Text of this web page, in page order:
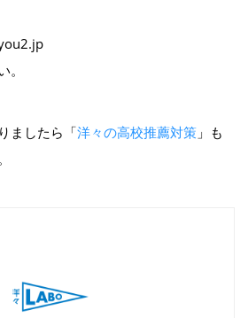
ましたら「洋々の高校推薦対策 」も